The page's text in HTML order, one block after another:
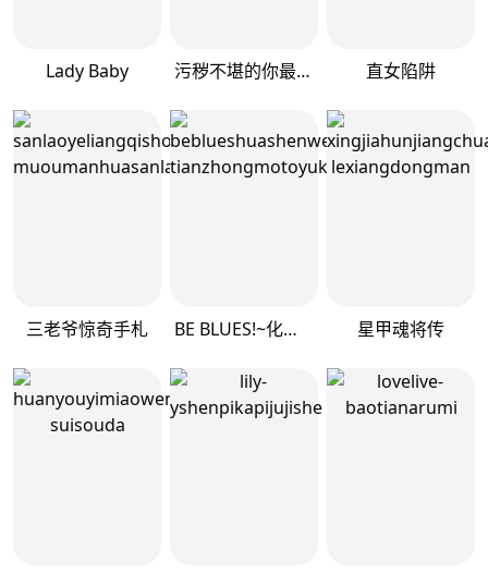
Lady Baby 污秽不堪的你最可爱了 直女陷阱
三老爷惊奇手札 BE BLUES!~化身为青 星甲魂将传